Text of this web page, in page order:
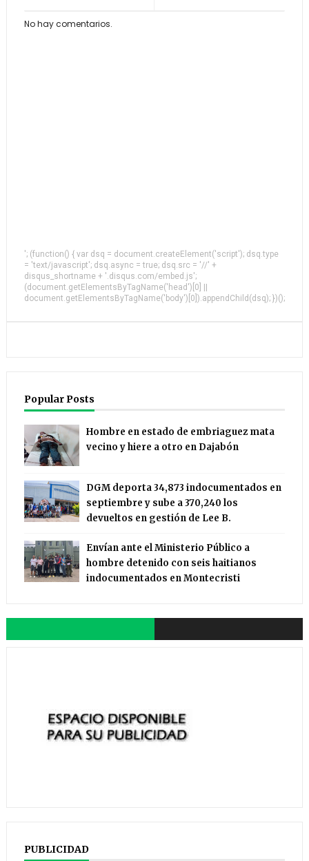
No hay comentarios.
'; (function() { var dsq = document.createElement('script'); dsq.type
= 'text/javascript'; dsq.async = true; dsq.src = '//' +
disqus_shortname + '.disqus.com/embed.js';
(document.getElementsByTagName('head')[0] ||
document.getElementsByTagName('body')[0]).appendChild(dsq); })();
Popular Posts
Hombre en estado de embriaguez mata
vecino y hiere a otro en Dajabón
DGM deporta 34,873 indocumentados en
septiembre y sube a 370,240 los
devueltos en gestión de Lee B.
Envían ante el Ministerio Público a
hombre detenido con seis haitianos
indocumentados en Montecristi
PUBLICIDAD